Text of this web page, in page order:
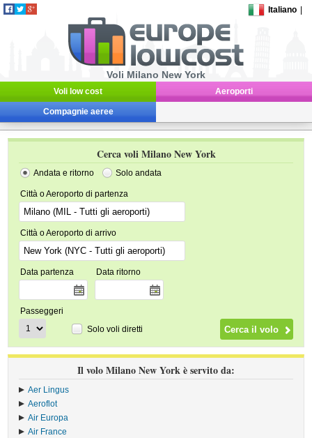
Italiano
Voli Milano New York
Voli low cost Aeroporti
Compagnie aeree
Cerca voli Milano New York
Andata e ritorno Solo andata
Città o Aeroporto di partenza
Città o Aeroporto di arrivo
Data partenza Data ritorno
Passeggeri
Solo voli diretti
Il volo Milano New York è servito da:
Aer Lingus
Aeroflot
Air Europa
Air France